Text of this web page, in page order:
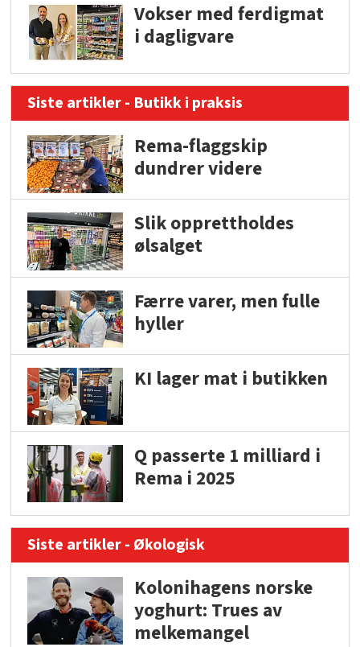
Vokser med ferdigmat
i dagligvare
Siste artikler - Butikk i praksis
Rema-flaggskip
dundrer videre
Slik opprettholdes
ølsalget
Færre varer, men fulle
hyller
KI lager mat i butikken
Q passerte 1 milliard i
Rema i 2025
Siste artikler - Økologisk
Kolonihagens norske
yoghurt: Trues av
melkemangel